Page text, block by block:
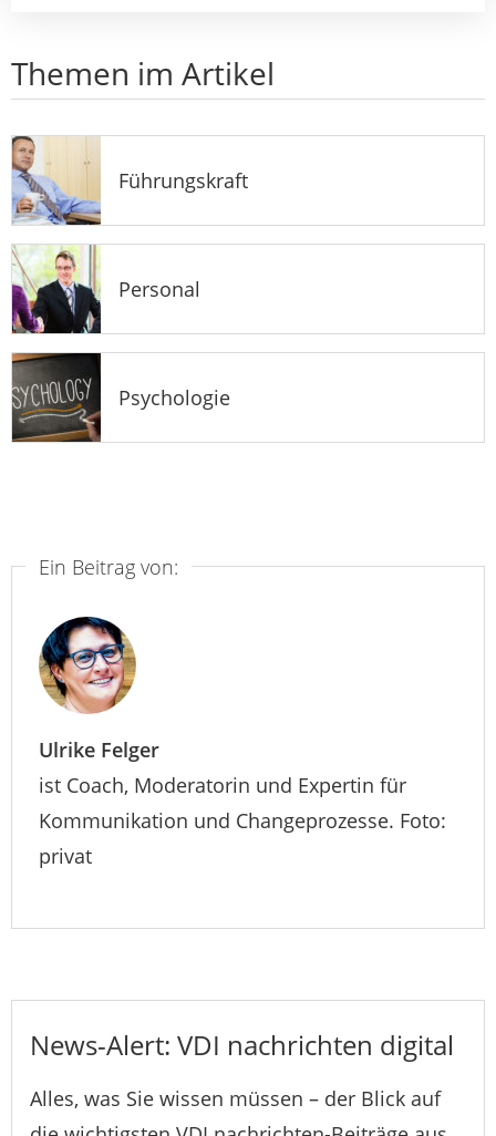
Themen im Artikel
Führungskraft
Personal
Psychologie
Ein Beitrag von:
Ulrike Felger
ist Coach, Moderatorin und Expertin für
Kommunikation und Changeprozesse. Foto:
privat
News-Alert: VDI nachrichten digital
Alles, was Sie wissen müssen – der Blick auf